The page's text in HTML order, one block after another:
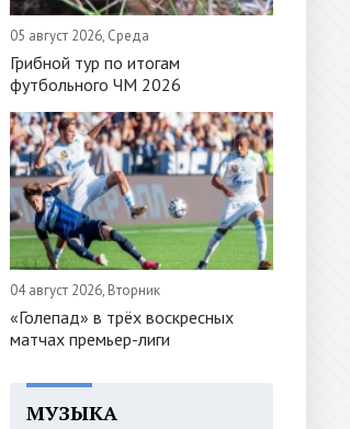
05 август 2026, Среда
Грибной тур по итогам
футбольного ЧМ 2026
04 август 2026, Вторник
«Голепад» в трёх воскресных
матчах премьер-лиги
МУЗЫКА